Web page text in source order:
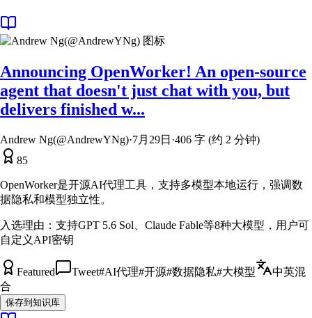
Announcing OpenWorker! An open-source
agent that doesn't just chat with you, but
delivers finished w...
Andrew Ng(@AndrewYNg)·7月29日 ·406 字 (约 2 分钟)
85
OpenWorker是开源AI代理工具，支持多模型本地运行，强调数
据隐私和模型独立性。
入选理由： 支持GPT 5.6 Sol、Claude Fable等8种大模型，用户可
自定义API密钥
Featured Tweet#AI代理#开源#数据隐私#大模型
中英混
合
保存到知识库